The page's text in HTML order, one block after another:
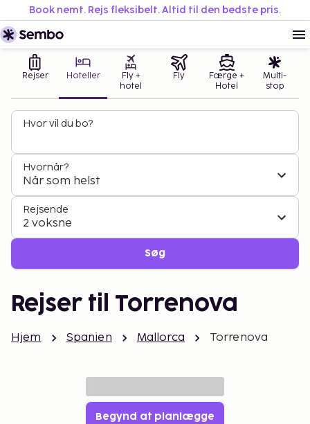
Book nemt. Rejs fleksibelt. Altid til den bedste pris.
Rejser Hoteller
Fly +
hotel
Fly
Færge +
Hotel
Multi-
stop
Hvor vil du bo?
Hvornår?
Når som helst
Rejsende
2 voksne
Søg
Rejser til Torrenova
Hjem Spanien Mallorca Torrenova
Begynd at planlægge